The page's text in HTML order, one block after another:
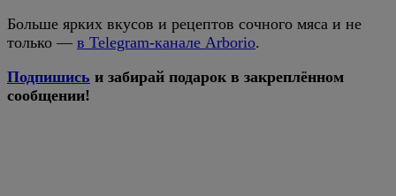
Больше ярких вкусов и рецептов сочного мяса и не
только — в Telegram-канале Arborio.
Подпишись и забирай подарок в закреплённом
сообщении!